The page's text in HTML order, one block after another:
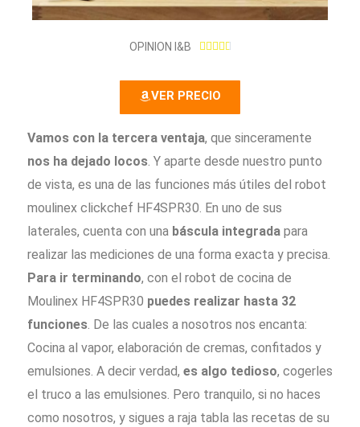
OPINION I&B 4
VER PRECIO
Vamos con la tercera ventaja, que sinceramente
nos ha dejado locos. Y aparte desde nuestro punto
de vista, es una de las funciones más útiles del robot
moulinex clickchef HF4SPR30. En uno de sus
laterales, cuenta con una báscula integradapara
realizar las mediciones de una forma exacta y precisa.
Para ir terminando, con el robot de cocina de
Moulinex HF4SPR30 puedes realizar hasta 32
funciones. De las cuales a nosotros nos encanta:
Cocina al vapor, elaboración de cremas, confitados y
emulsiones. A decir verdad, es algo tedioso, cogerles
el truco a las emulsiones. Pero tranquilo, si no haces
como nosotros, y sigues a raja tabla las recetas de su